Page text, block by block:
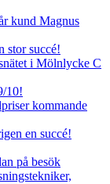
kund Magnus
stor succé!
i Mölnlycke C
10!
kommande
en succé!
på besök